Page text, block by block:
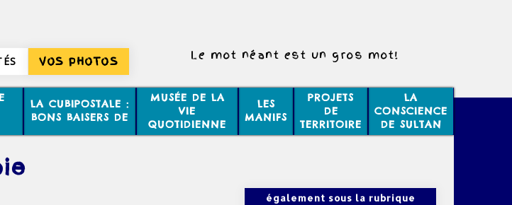
VOS PHOTOS Le mot néant est un gros mot!
LA CUBIPOSTALE :
BONS BAISERS DE
MUSÉE DE LA
VIE
QUOTIDIENNE
LES
MANIFS
PROJETS
DE
TERRITOIRE
LA
CONSCIENCE
DE SULTAN
également sous la rubrique